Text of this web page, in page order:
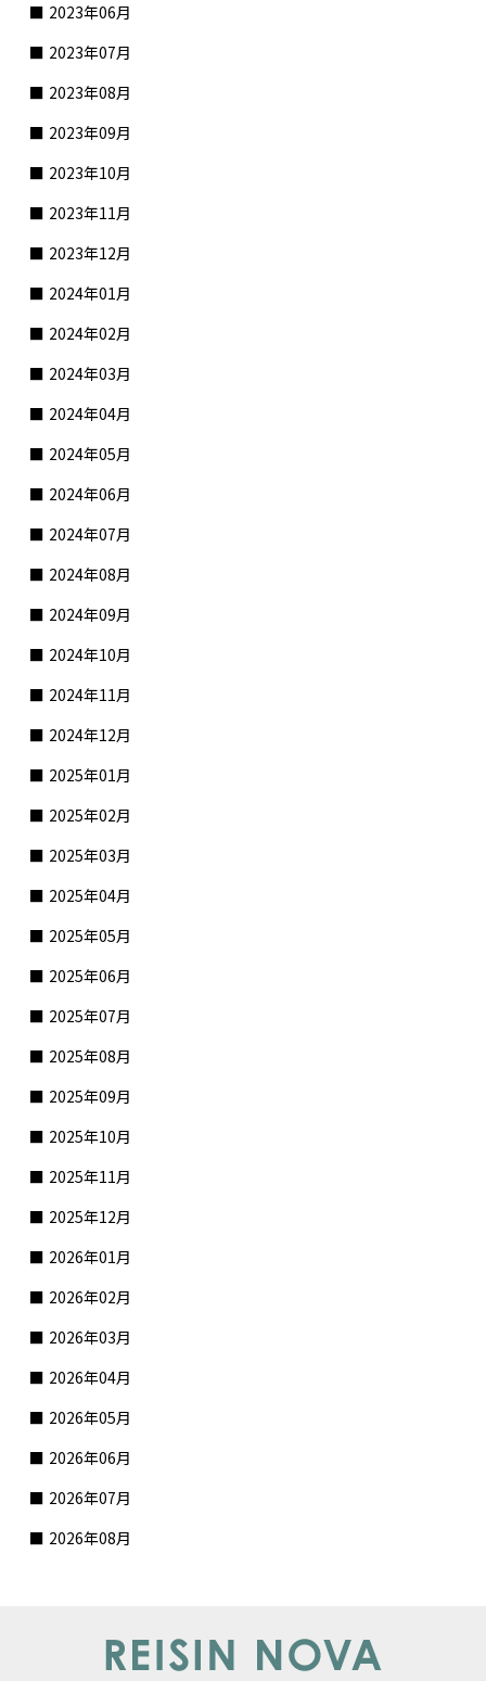
2023年06月
2023年07月
2023年08月
2023年09月
2023年10月
2023年11月
2023年12月
2024年01月
2024年02月
2024年03月
2024年04月
2024年05月
2024年06月
2024年07月
2024年08月
2024年09月
2024年10月
2024年11月
2024年12月
2025年01月
2025年02月
2025年03月
2025年04月
2025年05月
2025年06月
2025年07月
2025年08月
2025年09月
2025年10月
2025年11月
2025年12月
2026年01月
2026年02月
2026年03月
2026年04月
2026年05月
2026年06月
2026年07月
2026年08月